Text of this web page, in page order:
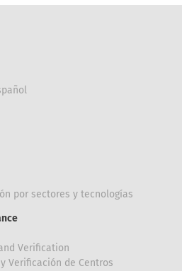
por sectores y tecnologías
Verification
Verificación de Centros